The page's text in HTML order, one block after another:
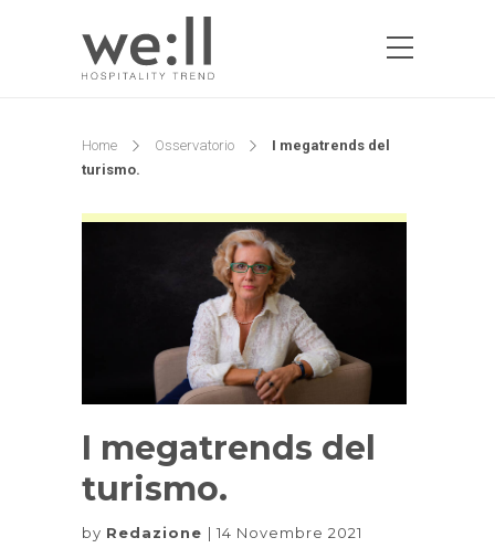
Home Osservatorio
I megatrends del
turismo.
I megatrends del
turismo.
by Redazione 14 Novembre 2021